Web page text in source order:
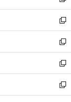
開
く
ウ
で
開
く
ン
ド
ウ
で
開
く
ウ
ィ
ン
ド
ウ
で
開
く
し
い
ウ
ィ
ン
ド
ウ
で
開
新
し
い
ウ
ィ
ン
ド
ウ
新
し
い
ウ
ィ
ン
新
し
い
ウ
新
し